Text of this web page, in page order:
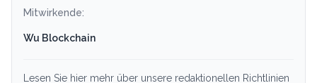
Mitwirkende:
Wu Blockchain
Lesen Sie hier mehr über unsere redaktionellen Richtlinien